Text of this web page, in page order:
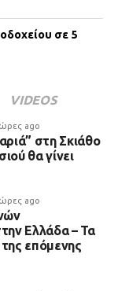
σε 5
VIDEOS
ago
στη Σκιάθο
θα γίνει
ago
Ελλάδα – Τα
επόμενης